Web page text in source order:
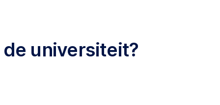
universiteit?